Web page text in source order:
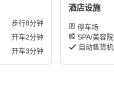
步行8分钟
开车2分钟
开车3分钟
酒店设施
停车场
SPA/美容院
自动售货机